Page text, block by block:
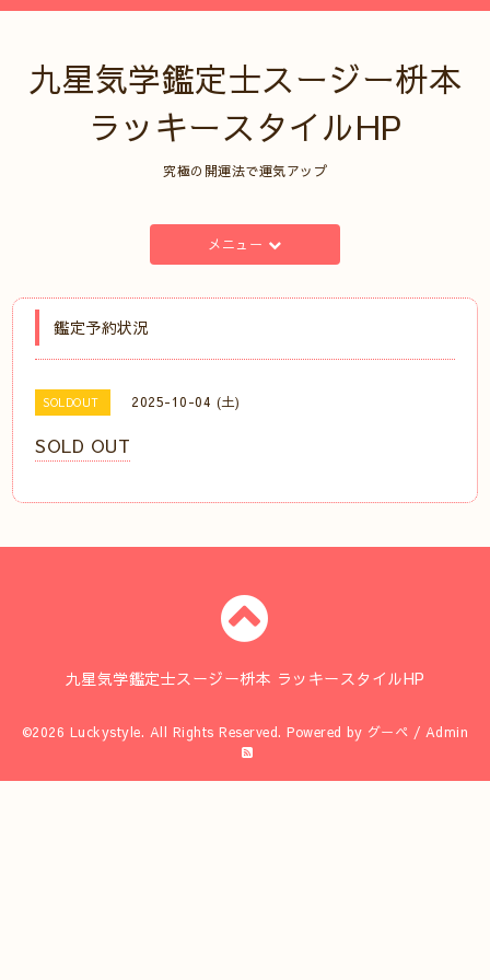
九星気学鑑定士スージー枡本
ラッキースタイルHP
究極の開運法で運気アップ
メニュー
鑑定予約状況
SOLDOUT 2025-10-04 (土)
SOLD OUT
九星気学鑑定士スージー枡本 ラッキースタイルHP
©2026 Luckystyle. All Rights Reserved. Powered by グーペ / Admin